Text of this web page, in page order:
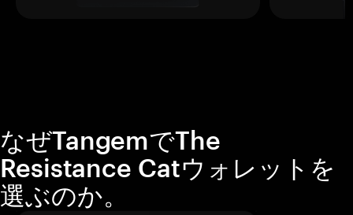
なぜTangemでThe
Resistance Catウォレットを
選ぶのか。